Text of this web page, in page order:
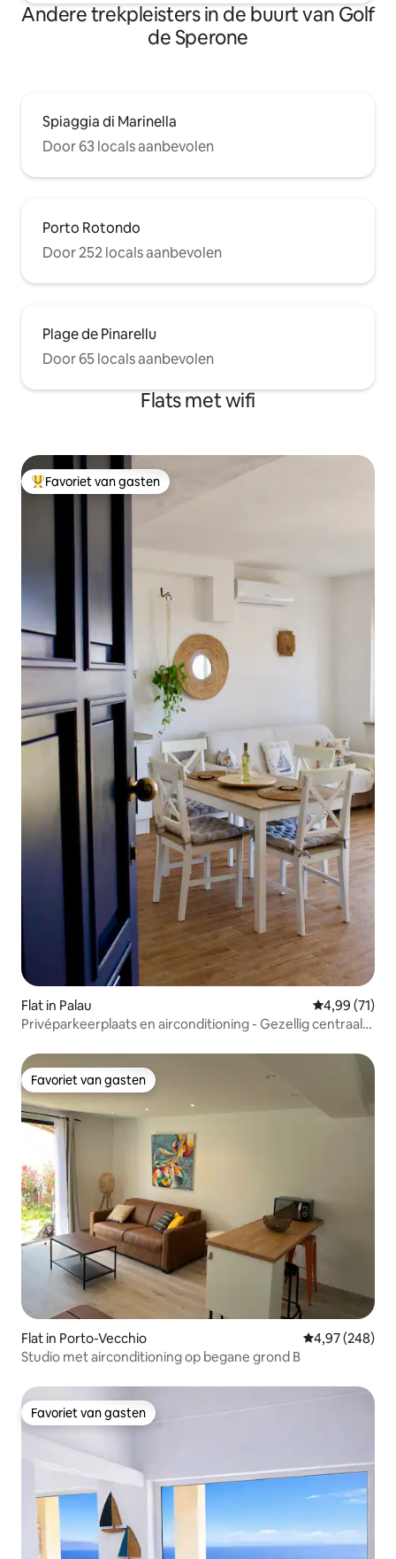
Andere trekpleisters in de buurt van Golf
de Sperone
Spiaggia di Marinella
Door 63 locals aanbevolen
Porto Rotondo
Door 252 locals aanbevolen
Plage de Pinarellu
Door 65 locals aanbevolen
Flats met wifi
Topfavoriet van gasten
Favoriet van gasten
Flat in Palau Gemiddelde
4,99 (71)
Privéparkeerplaats en airconditioning - Gezellig centraal
Favoriet van gasten
Favoriet van gasten
Flat in Porto-Vecchio Gemiddelde
4,97 (248)
Studio met airconditioning op begane grond B
Favoriet van gasten
Favoriet van gasten